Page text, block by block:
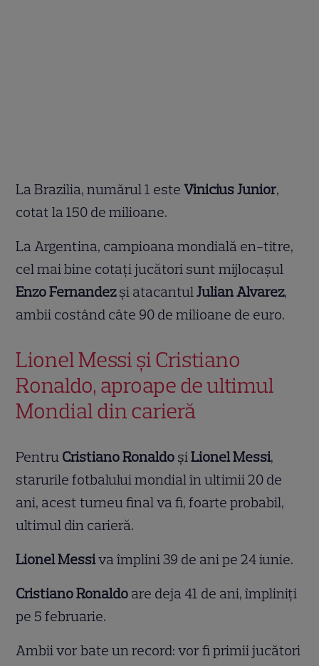
La Brazilia, numărul 1 esteVinicius Junior,
cotat la 150 de milioane.
La Argentina, campioana mondială en-titre,
cel mai bine cotați jucători sunt mijlocașul
Enzo Fernandezși atacantulJulian Alvarez,
ambii costând câte 90 de milioane de euro.
Lionel Messi și Cristiano
Ronaldo, aproape de ultimul
Mondial din carieră
Pentru Cristiano Ronaldo șiLionel Messi,
starurile fotbalului mondial în ultimii 20 de
ani, acest turneu final va fi, foarte probabil,
ultimul din carieră.
Lionel Messiva împlini 39 de ani pe 24 iunie.
Cristiano Ronaldo are deja 41 de ani, împliniți
pe 5 februarie.
Ambii vor bate un record: vor fi primii jucători